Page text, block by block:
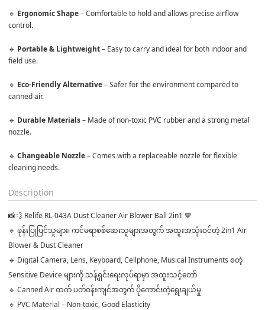
🔹 Ergonomic Shape – Comfortable to hold and allows precise airflow
control.
🔹 Portable & Lightweight – Easy to carry and ideal for both indoor and
field use.
🔹 Eco-Friendly Alternative – Safer for the environment compared to
canned air.
🔹 Durable Materials – Made of non-toxic PVC rubber and a strong metal
nozzle.
🔹 Changeable Nozzle – Comes with a replaceable nozzle for flexible
cleaning needs.
Description
📸💨 Relife RL-043A Dust Cleaner Air Blower Ball 2in1 💙
🔹 ဖုန်းပြုပြင်သူများ၊ ကင်မရာစစ်ဆေးသူများအတွက် အထူးအသုံးဝင်တဲ့ 2in1 Air
Blower & Dust Cleaner
🔹 Digital Camera, Lens, Keyboard, Cellphone, Musical Instruments စတဲ့
Sensitive Device များကို သန့်ရှင်းရေးလုပ်ရာမှာ အထူးသင့်တော်
🔹 Canned Air ထက် ပတ်ဝန်းကျင်အတွက် ပိုကောင်းတဲ့ရွေးချယ်မှု
🔹 PVC Material – Non-toxic, Good Elasticity